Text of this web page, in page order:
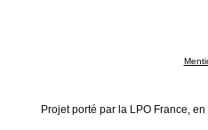
Projet porté par la LPO France,